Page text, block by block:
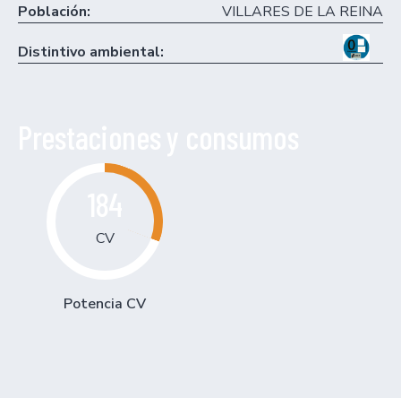
Población: VILLARES DE LA REINA
Distintivo ambiental:
CV
Potencia CV